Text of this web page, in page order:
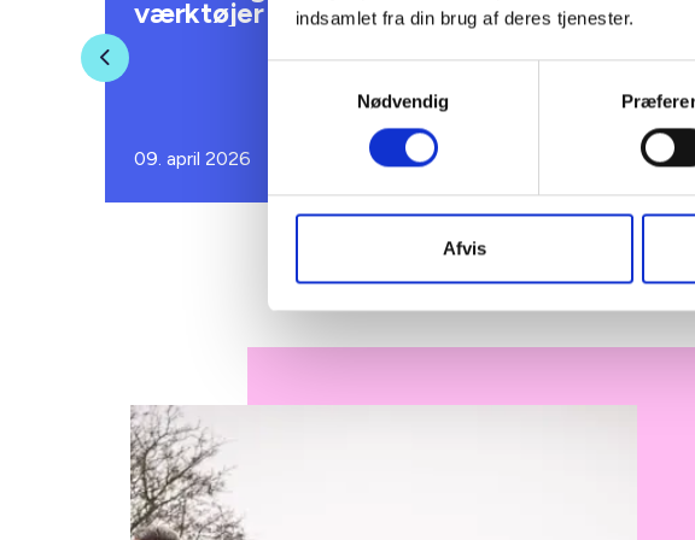
indsamlet fra din brug af deres tjenester.
Nødvendig
Afvis
Previous
værktøjer
09. april 2026